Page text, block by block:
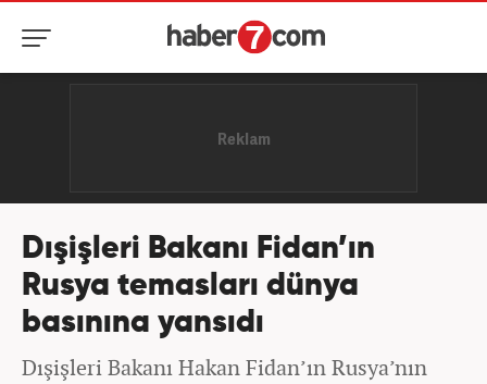
Dışişleri Bakanı Fidan’ın
Rusya temasları dünya
basınına yansıdı
Dışişleri Bakanı Hakan Fidan’ın Rusya’nın